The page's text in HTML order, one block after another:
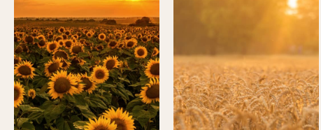
GIRASOL
Más
información
Más
información